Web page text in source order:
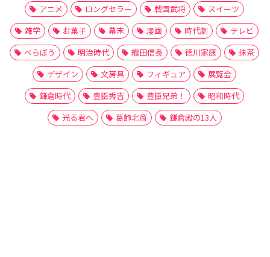
アニメ
ロングセラー 戦国武将
スイーツ
雑学
お菓子 幕末 漫画 時代劇
テレビ
べらぼう
明治時代 織田信長 徳川家康
抹茶
デザイン
文房具 フィギュア
展覧会
鎌倉時代
豊臣秀吉 豊臣兄弟！
昭和時代
光る君へ
葛飾北斎 鎌倉殿の13人